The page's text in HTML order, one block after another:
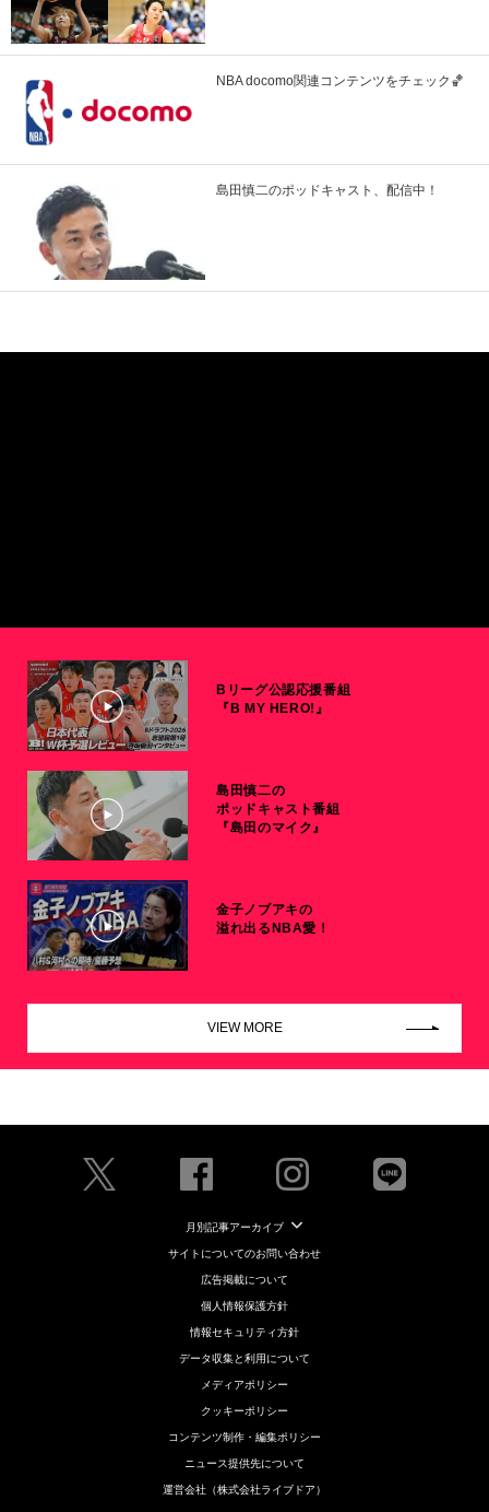
NBA docomo関連コンテンツをチェック🏀
島田慎二のポッドキャスト、配信中！
Bリーグ公認応援番組
『B MY HERO!』
島田慎二の
ポッドキャスト番組
『島田のマイク』
金子ノブアキの
溢れ出るNBA愛！
VIEW MORE
月別記事アーカイブ
サイトについてのお問い合わせ
広告掲載について
個人情報保護方針
情報セキュリティ方針
データ収集と利用について
メディアポリシー
クッキーポリシー
コンテンツ制作・編集ポリシー
ニュース提供先について
運営会社（株式会社ライブドア）